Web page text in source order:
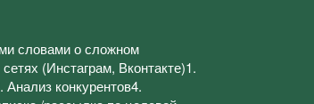
словами о сложном
(Инстаграм, Вконтакте)1.
конкурентов4.